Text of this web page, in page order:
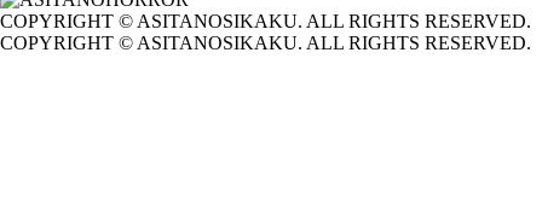
COPYRIGHT © ASITANOSIKAKU. ALL RIGHTS RESERVED.
COPYRIGHT © ASITANOSIKAKU. ALL RIGHTS RESERVED.